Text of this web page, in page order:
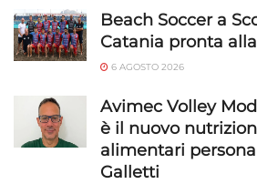
Salvare e comunicare le scelte sulla
privacy.
Beach Soccer a
Catania pronta
6 AGOSTO 2026
Avimec Volley
è il nuovo
alimentari
Galletti